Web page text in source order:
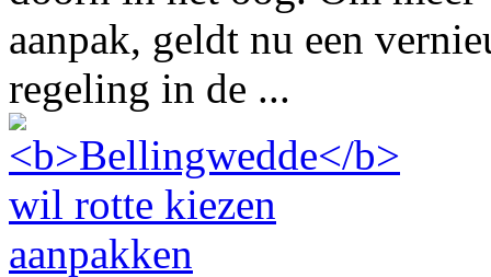
aanpak, geldt nu een
regeling in de ...